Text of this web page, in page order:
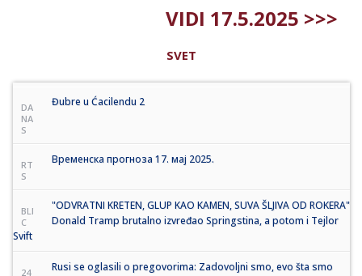
VIDI 17.5.2025 >>>
SVET
DA
NA
S
Đubre u Ćacilendu 2
RT
S
Временска прогноза 17. мај 2025.
BLI
C
"ODVRATNI KRETEN, GLUP KAO KAMEN, SUVA ŠLJIVA OD ROKERA"
Donald Tramp brutalno izvređao Springstina, a potom i Tejlor
Svift
24
Rusi se oglasili o pregovorima: Zadovoljni smo, evo šta smo